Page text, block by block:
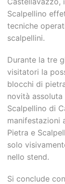
Scalpellino
tecniche
scalpellini.
Durante la tre
visitatori la
blocchi di
novità
Scalpellino di
manifestazioni
Pietra e
solo
nello stend.
Si conclude